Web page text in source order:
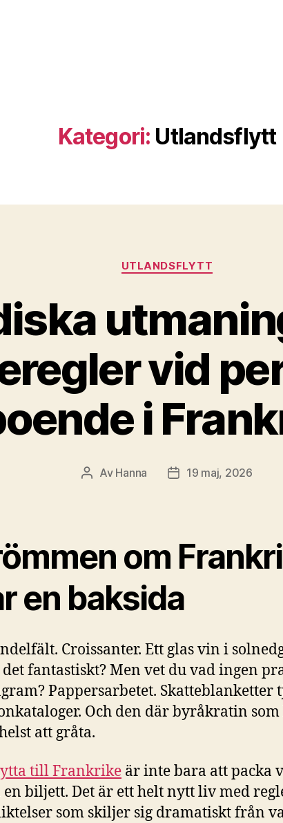
Kategori: Utlandsflytt
Kategorier
UTLANDSFLYTT
vid
i
Inläggsförfattare
Av Hanna Inläggsdatum
19 maj, 2026
om
en baksida
Croissanter. Ett glas vin i
fantastiskt? Men vet du vad ingen
Pappersarbetet. Skatteblanketter
Och den där byråkratin
att gråta.
till Frankrike är inte bara att packa
en biljett. Det är ett helt nytt liv med
som skiljer sig dramatiskt från